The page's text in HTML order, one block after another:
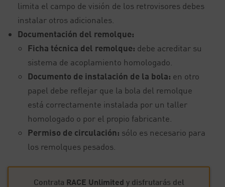
limita el campo de visión de los retrovisores debes
instalar otros adicionales.
Documentación del remolque:
Ficha técnica del remolque: debe acreditar su
sistema de acoplamiento homologado.
Documento de instalación de la bola: en otro
papel debe reflejar que la bola del remolque
está correctamente instalada por un taller
homologado o por el propio fabricante.
Permiso de circulación: sólo es necesario para
los remolques pesados.
Contrata RACE Unlimited y disfrutarás del